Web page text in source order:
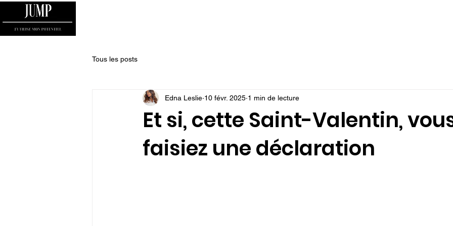
Tous les posts
Et si, cette Saint-Valentin,
faisiez une déclaration
Edna Leslie 10 févr. 2025 1 min de lecture